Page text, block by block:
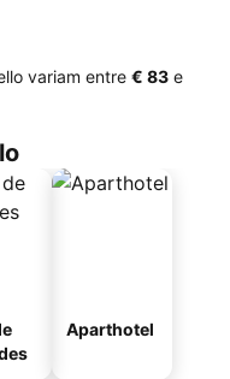
variam entre ‎€ 83 e
Aparthotel